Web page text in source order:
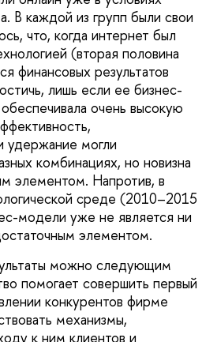
В каждой из групп были свои
что, когда интернет был
(вторая половина
финансовых результатов
лишь если ее бизнес-
очень высокую
удержание могли
комбинаци­ях, но новизна
элементом. Напротив, в
среде (2010–2015
модели уже не является ни
элементом.
можно следующим
помогает совершить первый
конкурентов фирме
меха­низмы,
к ним клиентов и